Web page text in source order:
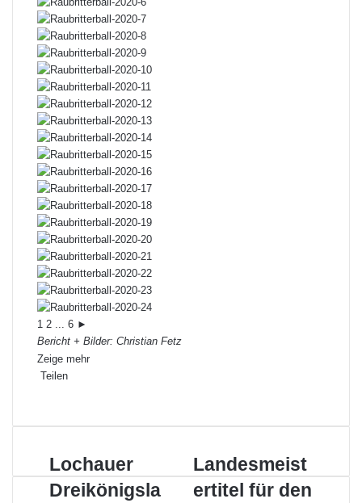
1 2 ... 6 ►
Bericht + Bilder: Christian Fetz
Zeige mehr
Teilen
E-
Lochauer
Dreikönigslauf“
am
Lochauer
Dreikönigsla
Landesmeistertitel
für
den
Landesmeist
ertitel für den